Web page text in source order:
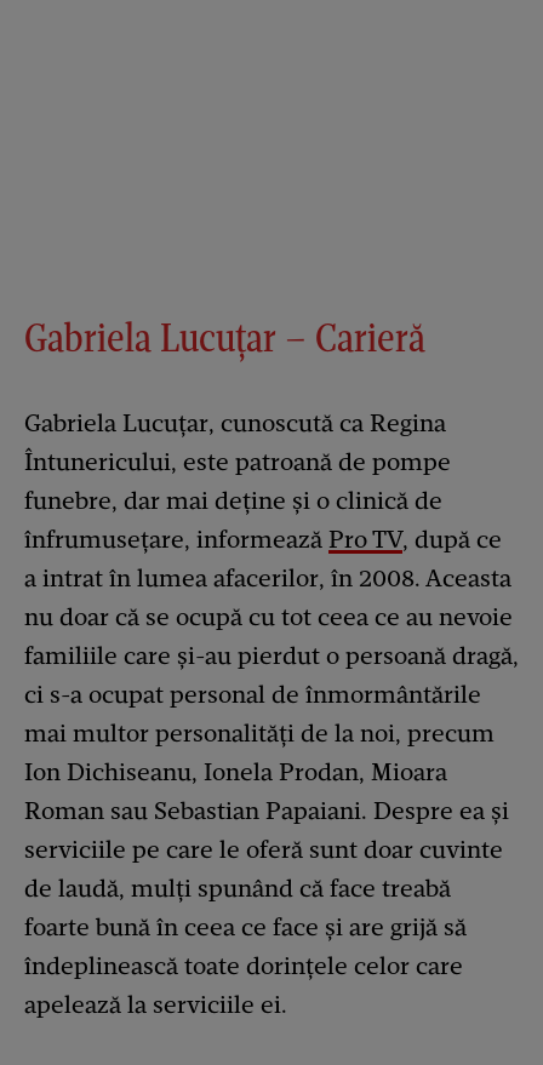
Gabriela Lucuțar – Carieră
Gabriela Lucuțar, cunoscută ca Regina
Întunericului, este patroană de pompe
funebre, dar mai deține și o clinică de
înfrumusețare, informează Pro TV, după ce
a intrat în lumea afacerilor, în 2008. Aceasta
nu doar că se ocupă cu tot ceea ce au nevoie
familiile care și-au pierdut o persoană dragă,
ci s-a ocupat personal de înmormântările
mai multor personalități de la noi, precum
Ion Dichiseanu, Ionela Prodan, Mioara
Roman sau Sebastian Papaiani. Despre ea și
serviciile pe care le oferă sunt doar cuvinte
de laudă, mulți spunând că face treabă
foarte bună în ceea ce face și are grijă să
îndeplinească toate dorințele celor care
apelează la serviciile ei.